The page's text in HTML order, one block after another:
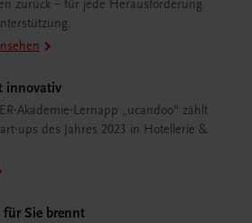
zurück – für jede Herausforderung
innovativ
Akademie-Lernapp „ucandoo“ zählt
ups des Jahres 2023 in Hotellerie &
für Sie brennt